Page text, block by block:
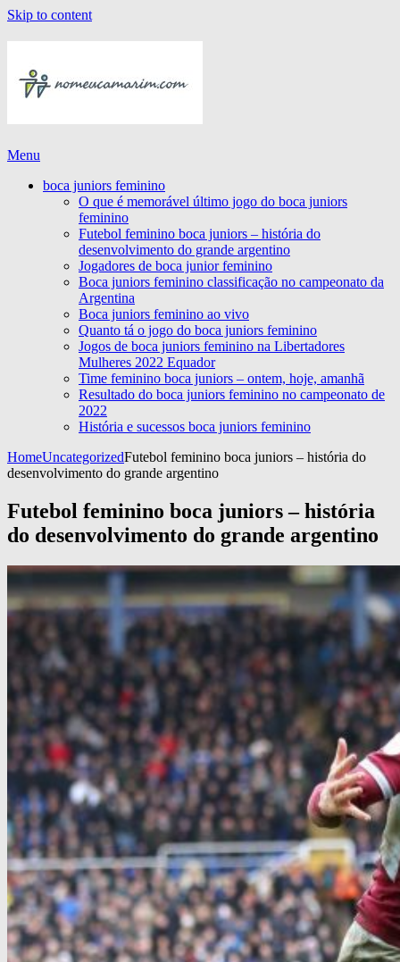
Skip to content
Menu
boca juniors feminino
O que é memorável último jogo do boca juniors
feminino
Futebol feminino boca juniors – história do
desenvolvimento do grande argentino
Jogadores de boca junior feminino
Boca juniors feminino classificação no campeonato da
Argentina
Boca juniors feminino ao vivo
Quanto tá o jogo do boca juniors feminino
Jogos de boca juniors feminino na Libertadores
Mulheres 2022 Equador
Time feminino boca juniors – ontem, hoje, amanhã
Resultado do boca juniors feminino no campeonato de
2022
História e sucessos boca juniors feminino
HomeUncategorizedFutebol feminino boca juniors – história do
desenvolvimento do grande argentino
Futebol feminino boca juniors – história
do desenvolvimento do grande argentino